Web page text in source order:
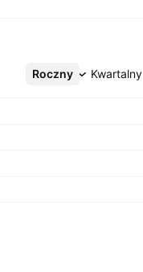
Roczny Kwartalny
Więcej